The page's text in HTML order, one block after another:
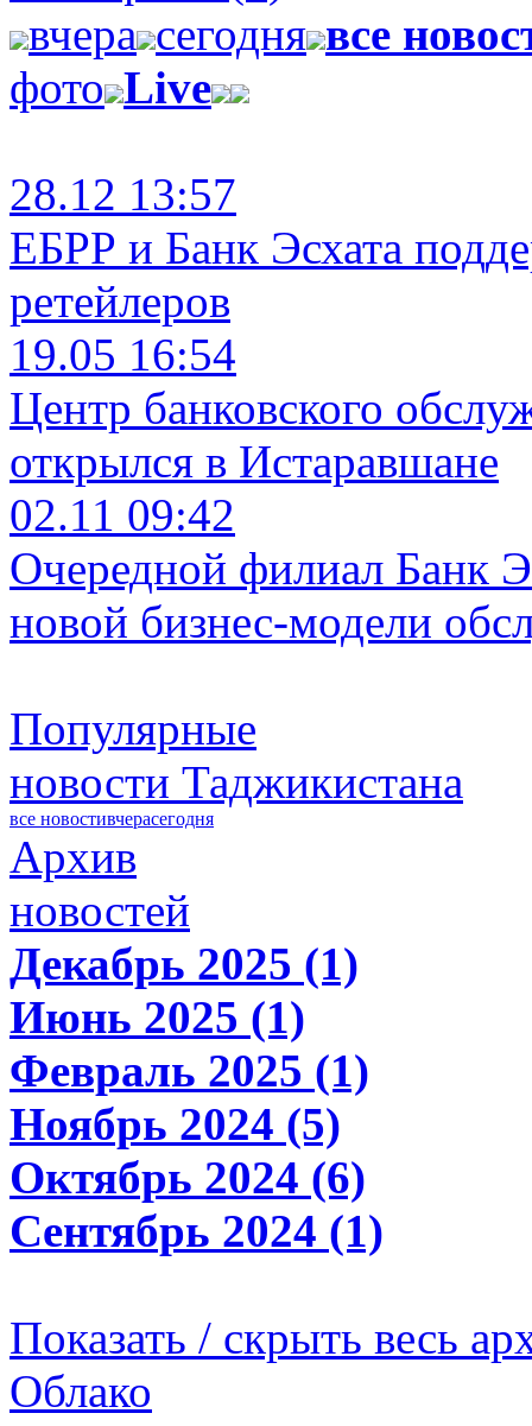
вчера сегодня все
фото Live
28.12 13:57
ЕБРР и Банк Эсхата
ретейлеров
19.05 16:54
Центр банковского
открылся в Истаравшане
02.11 09:42
Очередной филиал Банк
новой бизнес-модели
Популярные
новости Таджикистана
все новостивчерасегодня
Архив
новостей
Декабрь 2025 (1)
Июнь 2025 (1)
Февраль 2025 (1)
Ноябрь 2024 (5)
Октябрь 2024 (6)
Сентябрь 2024 (1)
Показать / скрыть весь
Облако